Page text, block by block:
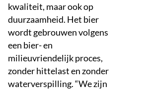
kwaliteit, maar ook op
duurzaamheid. Het bier
wordt gebrouwen volgens
een bier- en
milieuvriendelijk proces,
zonder hittelast en zonder
waterverspilling. “We zijn